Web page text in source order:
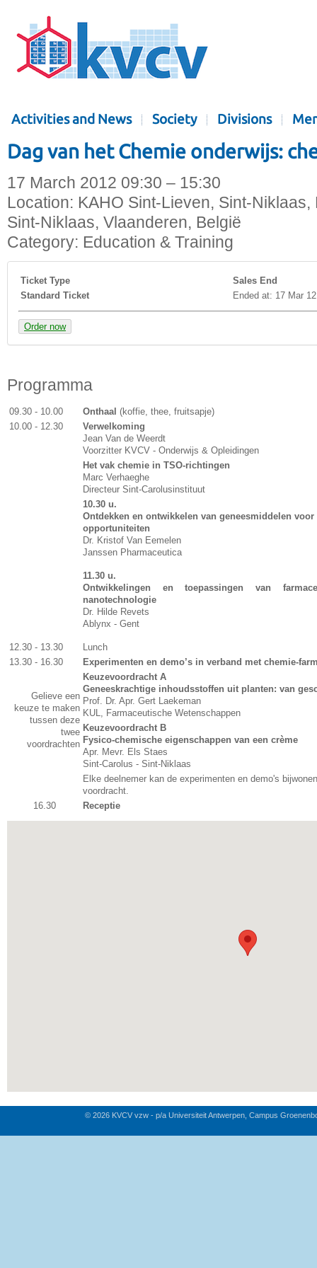
Activities and News Society Divisions
Dag van het Chemie onderwijs:
17 March 2012 09:30 – 15:30
Location: KAHO Sint-Lieven, Sint-
Sint-Niklaas, Vlaanderen, België
Category: Education & Training
Ticket Type
Sales End
Standard Ticket
Ended at: 17 Mar 12
Order now
Programma
09.30 - 10.00 Onthaal (koffie, thee, fruitsapje)
10.00 - 12.30
Verwelkoming
Jean Van de Weerdt
Voorzitter KVCV - Onderwijs & Opleidingen
Het vak chemie in TSO-richtingen
Marc Verhaeghe
Directeur Sint-Carolusinstituut
10.30 u.
Ontdekken en ontwikkelen van geneesmiddelen
opportuniteiten
Dr. Kristof Van Eemelen
Janssen Pharmaceutica
11.30 u.
Ontwikkelingen en toepassingen van
nanotechnologie
Dr. Hilde Revets
Ablynx - Gent
12.30 - 13.30
Lunch
13.30 - 16.30
Experimenten en demo’s in verband met chemie-
Gelieve een
keuze te maken
tussen deze
twee
voordrachten
Keuzevoordracht A
Geneeskrachtige inhoudsstoffen uit planten: van
Prof. Dr. Apr. Gert Laekeman
KUL, Farmaceutische Wetenschappen
Keuzevoordracht B
Fysico-chemische eigenschappen van een crème
Apr. Mevr. Els Staes
Sint‐Carolus - Sint-Niklaas
Elke deelnemer kan de experimenten en demo's
voordracht.
16.30
Receptie
© 2026 KVCV vzw - p/a Universiteit Antwerpen, Campus